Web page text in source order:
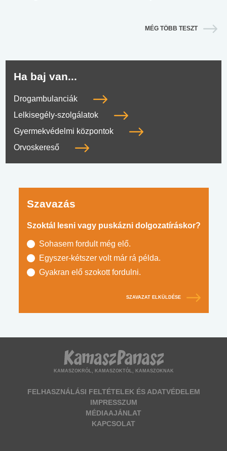
MÉG TÖBB TESZT
Ha baj van...
Drogambulanciák
Lelkisegély-szolgálatok
Gyermekvédelmi központok
Orvoskereső
Szavazás
Szoktál lesni vagy puskázni dolgozatíráskor?
Sohasem fordult még elő.
Egyszer-kétszer volt már rá példa.
Gyakran elő szokott fordulni.
SZAVAZAT ELKÜLDÉSE
KAMASZOKRÓL, KAMASZOKTÓL, KAMASZOKNAK
FELHASZNÁLÁSI FELTÉTELEK ÉS ADATVÉDELEM
IMPRESSZUM
MÉDIAAJÁNLAT
KAPCSOLAT